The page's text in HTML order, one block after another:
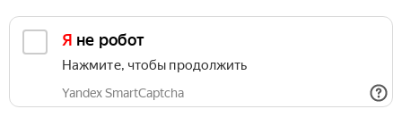
Я не робот
Нажмите, чтобы продолжить
Yandex SmartCaptcha